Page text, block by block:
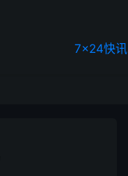
7×24快讯